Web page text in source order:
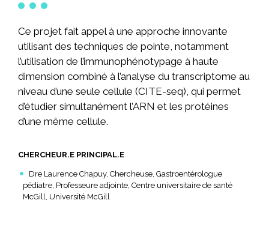
Ce projet fait appel à une approche innovante
utilisant des techniques de pointe, notamment
l’utilisation de l’immunophénotypage à haute
dimension combiné à l’analyse du transcriptome au
niveau d’une seule cellule (CITE-seq), qui permet
d’étudier simultanément l’ARN et les protéines
d’une même cellule.
CHERCHEUR.E PRINCIPAL.E
Dre Laurence Chapuy, Chercheuse, Gastroentérologue
pédiatre, Professeure adjointe, Centre universitaire de santé
McGill, Université McGill